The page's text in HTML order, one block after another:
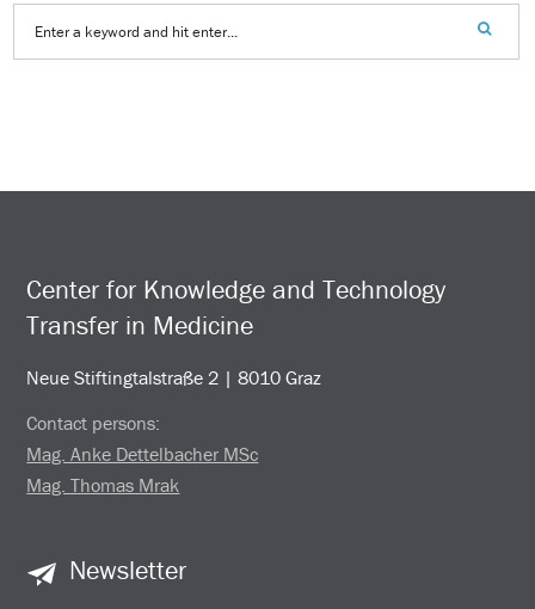
Center for Knowledge and Technology
Transfer in Medicine
Neue Stiftingtalstraße 2 | 8010 Graz
Contact persons:
Mag. Anke Dettelbacher MSc
Mag. Thomas Mrak
Newsletter